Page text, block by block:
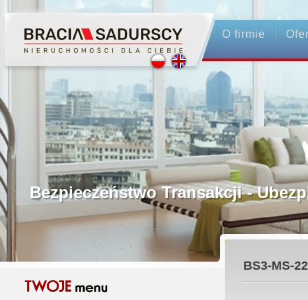
O firmie
Profesjonalne Pośrednictwo
Bezpieczeństwo Transakcji -
Licencjonowani Pośrednicy
Gwarancja Zwrotu ZadatkuBS3-MS-